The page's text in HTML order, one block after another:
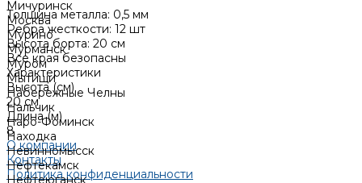
Мичуринск
Москва
Мурино
Мурманск
Муром
Мытищи
Набережные Челны
Нальчик
Наро-Фоминск
Находка
Невинномысск
Нефтекамск
Нефтеюганск
Толщина металла: 0,5 мм
Ребра жесткости: 12 шт
Высота борта: 20 см
Все края безопасны
Характеристики
Высота (см)
20 см
Длина (м)
8
О компании
Контакты
Политика конфиденциальности